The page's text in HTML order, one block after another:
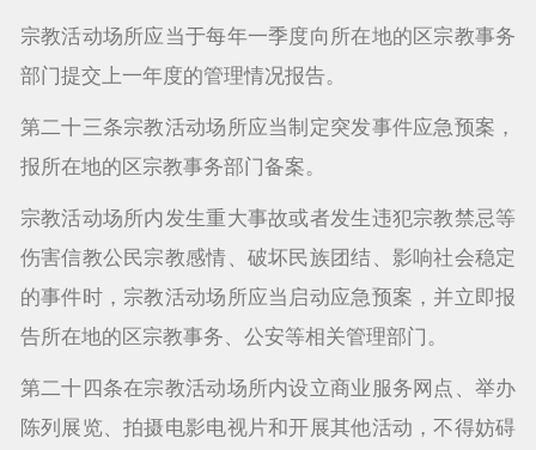
宗教活动场所应当于每年一季度向所在地的区宗教事务
部门提交上一年度的管理情况报告。
第二十三条宗教活动场所应当制定突发事件应急预案，
报所在地的区宗教事务部门备案。
宗教活动场所内发生重大事故或者发生违犯宗教禁忌等
伤害信教公民宗教感情、破坏民族团结、影响社会稳定
的事件时，宗教活动场所应当启动应急预案，并立即报
告所在地的区宗教事务、公安等相关管理部门。
第二十四条在宗教活动场所内设立商业服务网点、举办
陈列展览、拍摄电影电视片和开展其他活动，不得妨碍